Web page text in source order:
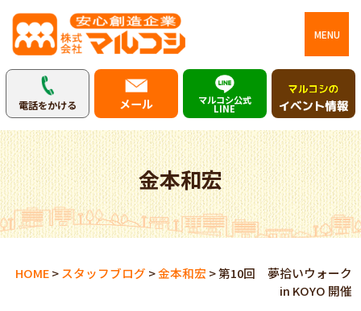
MENU
電話をかける メール マルコシ公式
LINE
金本和宏
HOME> スタッフブログ >金本和宏 >第10回 夢拾いウォーク
in KOYO 開催